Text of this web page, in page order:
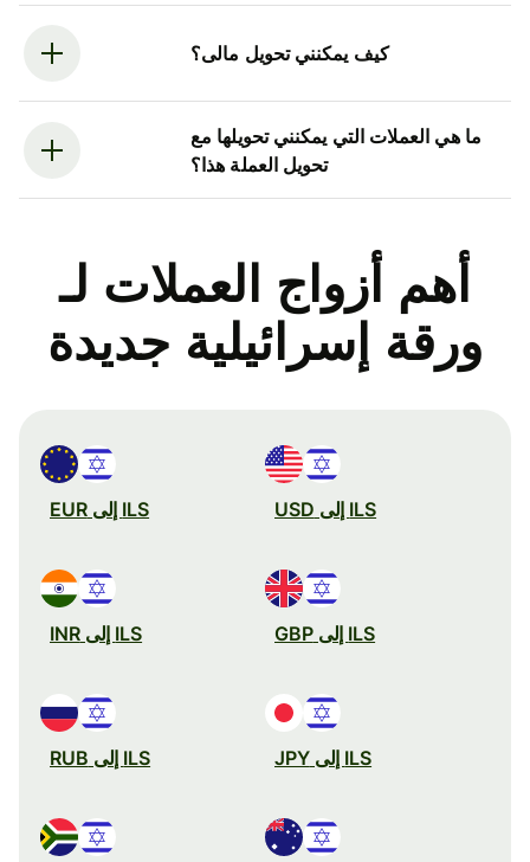
كيف يمكنني تحويل مالى؟
ما هي العملات التي يمكنني تحويلها مع
تحويل العملة هذا؟
أهم أزواج العملات لـ
ورقة إسرائيلية جديدة
ILS إلى USD ILS إلى EUR
ILS إلى GBP ILS إلى INR
ILS إلى JPY ILS إلى RUB